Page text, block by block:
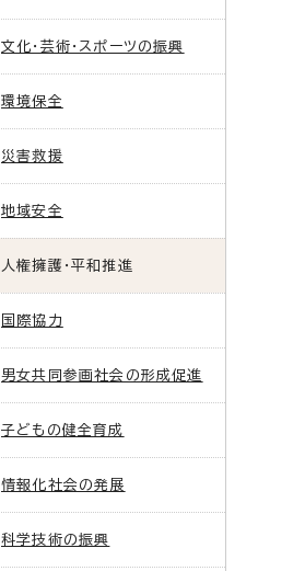
文化・芸術・スポーツの振興
環境保全
災害救援
地域安全
人権擁護・平和推進
国際協力
男女共同参画社会の形成促進
子どもの健全育成
情報化社会の発展
科学技術の振興